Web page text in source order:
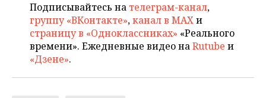
Подписывайтесь на телеграм-канал,
группу «ВКонтакте»,канал в MAXи
страницу в «Одноклассниках» «Реального
времени». Ежедневные видео наRutube и
«Дзене».